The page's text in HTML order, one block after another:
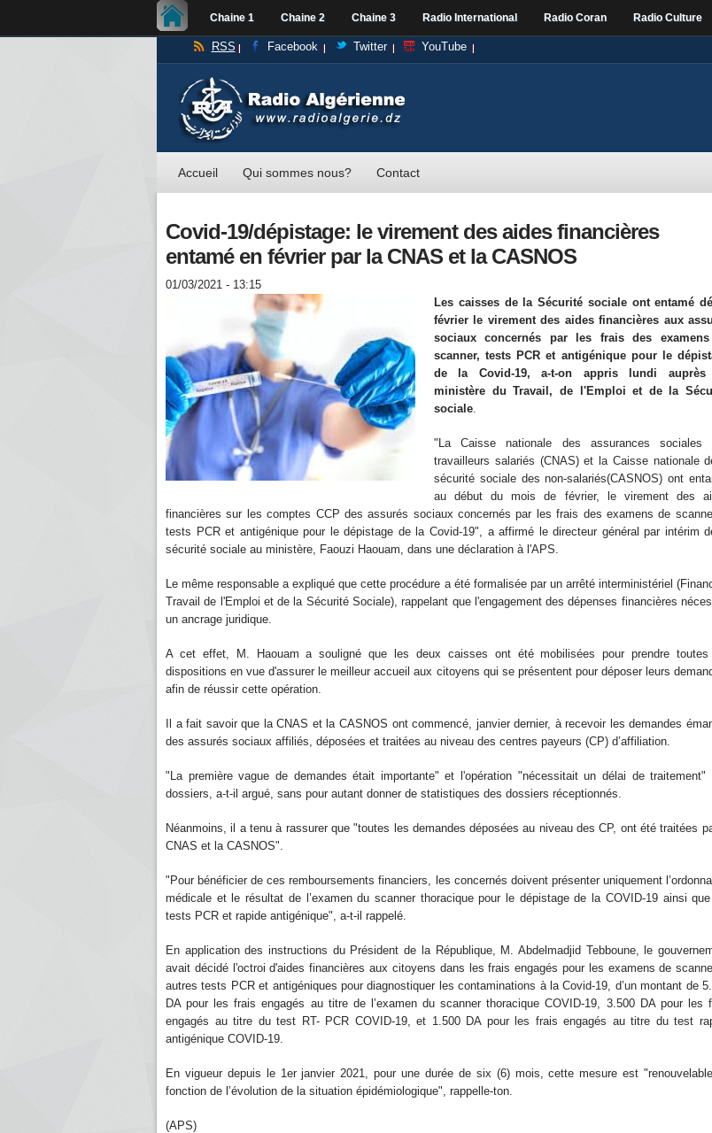
Chaine 1 Chaine 2 Chaine 3 Radio International Radio Coran Radio Culture
RSS Facebook Twitter YouTube
Accueil Qui sommes nous? Contact
Covid-19/dépistage: le virement des aides financières
entamé en février par la CNAS et la CASNOS
01/03/2021 - 13:15
Les caisses de la Sécurité sociale ont entamé
février le virement des aides financières aux
sociaux concernés par les frais des
scanner, tests PCR et antigénique pour le
de la Covid-19, a-t-on appris lundi auprès
ministère du Travail, de l'Emploi et de la
sociale.
"La Caisse nationale des assurances sociales
travailleurs salariés (CNAS) et la Caisse nationale
sécurité sociale des non-salariés(CASNOS) ont
au début du mois de février, le virement des
financières sur les comptes CCP des assurés sociaux concernés par les frais des examens de
tests PCR et antigénique pour le dépistage de la Covid-19", a affirmé le directeur général par intérim
sécurité sociale au ministère, Faouzi Haouam, dans une déclaration à l'APS.
Le même responsable a expliqué que cette procédure a été formalisée par un arrêté interministériel
Travail de l'Emploi et de la Sécurité Sociale), rappelant que l'engagement des dépenses financières
un ancrage juridique.
A cet effet, M. Haouam a souligné que les deux caisses ont été mobilisées pour prendre toutes
dispositions en vue d'assurer le meilleur accueil aux citoyens qui se présentent pour déposer leurs
afin de réussir cette opération.
Il a fait savoir que la CNAS et la CASNOS ont commencé, janvier dernier, à recevoir les demandes
des assurés sociaux affiliés, déposées et traitées au niveau des centres payeurs (CP) d’affiliation.
"La première vague de demandes était importante" et l'opération "nécessitait un délai de traitement"
dossiers, a-t-il argué, sans pour autant donner de statistiques des dossiers réceptionnés.
Néanmoins, il a tenu à rassurer que "toutes les demandes déposées au niveau des CP, ont été traitées
CNAS et la CASNOS".
"Pour bénéficier de ces remboursements financiers, les concernés doivent présenter uniquement
médicale et le résultat de l’examen du scanner thoracique pour le dépistage de la COVID-19 ainsi
tests PCR et rapide antigénique", a-t-il rappelé.
En application des instructions du Président de la République, M. Abdelmadjid Tebboune, le
avait décidé l'octroi d'aides financières aux citoyens dans les frais engagés pour les examens de
autres tests PCR et antigéniques pour diagnostiquer les contaminations à la Covid-19, d’un montant de
DA pour les frais engagés au titre de l’examen du scanner thoracique COVID-19, 3.500 DA pour les
engagés au titre du test RT- PCR COVID-19, et 1.500 DA pour les frais engagés au titre du test
antigénique COVID-19.
En vigueur depuis le 1er janvier 2021, pour une durée de six (6) mois, cette mesure est
fonction de l’évolution de la situation épidémiologique", rappelle-ton.
(APS)